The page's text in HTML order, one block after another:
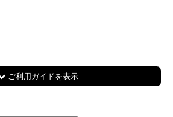
ご利用ガイドを表示